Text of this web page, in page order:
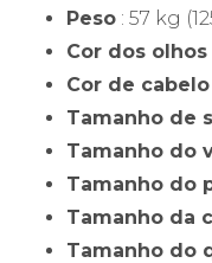
Peso : 57 kg
Cor dos olhos
Cor de cabelo
Tamanho de
Tamanho do
Tamanho do
Tamanho da
Tamanho do